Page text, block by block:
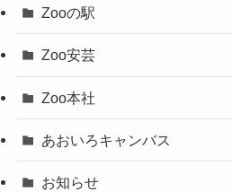
Zooの駅
Zoo安芸
Zoo本社
あおいろキャンバス
お知らせ